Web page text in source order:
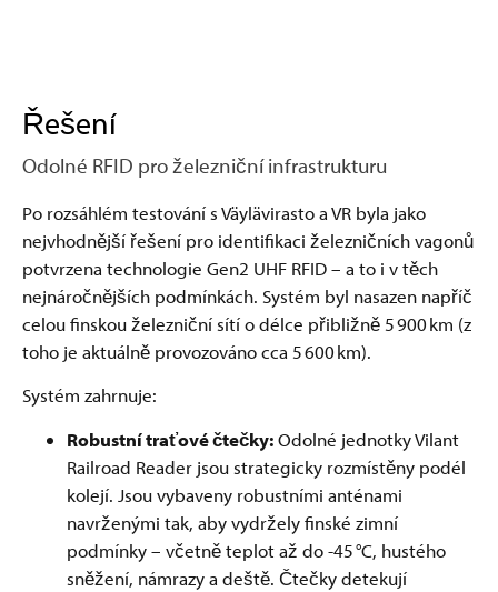
Řešení
Odolné RFID pro železniční infrastrukturu
Po rozsáhlém testování s Väylävirasto a VR byla jako
nejvhodnější řešení pro identifikaci železničních vagonů
potvrzena technologie Gen2 UHF RFID – a to i v těch
nejnáročnějších podmínkách. Systém byl nasazen napříč
celou finskou železniční sítí o délce přibližně 5 900 km (z
toho je aktuálně provozováno cca 5 600 km).
Systém zahrnuje:
Robustní traťové čtečky:Odolné jednotky Vilant
Railroad Reader jsou strategicky rozmístěny podél
kolejí. Jsou vybaveny robustními anténami
navrženými tak, aby vydržely finské zimní
podmínky – včetně teplot až do -45 °C, hustého
sněžení, námrazy a deště. Čtečky detekují